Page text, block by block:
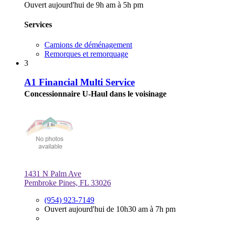
Ouvert aujourd'hui de 9h am à 5h pm
Services
Camions de déménagement
Remorques et remorquage
3
A1 Financial Multi Service
Concessionnaire U-Haul dans le voisinage
1431 N Palm Ave
Pembroke Pines, FL 33026
(954) 923-7149
Ouvert aujourd'hui de 10h30 am à 7h pm